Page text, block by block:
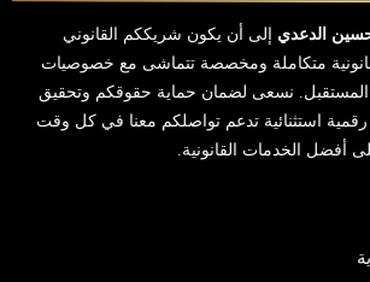
الدعدي إلى أن يكون شريككم القانوني
قانونية متكاملة ومخصصة تتماشى مع خصوصيات
المستقبل. نسعى لضمان حماية حقوقكم وتحقيق
رقمية استثنائية تدعم تواصلكم معنا في كل وقت
أفضل الخدمات القانونية.